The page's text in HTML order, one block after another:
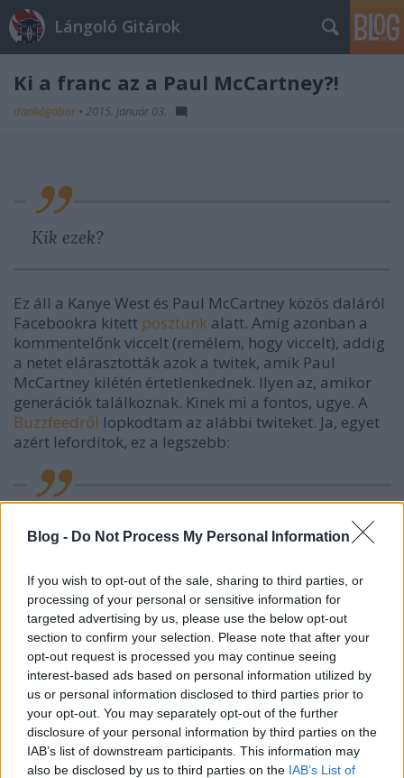
Blog - Do Not Process My Personal Information
If you wish to opt-out of the sale, sharing to third parties, or
processing of your personal or sensitive information for
targeted advertising by us, please use the below opt-out
section to confirm your selection. Please note that after your
opt-out request is processed you may continue seeing
interest-based ads based on personal information utilized by
us or personal information disclosed to third parties prior to
your opt-out. You may separately opt-out of the further
disclosure of your personal information by third parties on the
IAB’s list of downstream participants. This information may
also be disclosed by us to third parties on the IAB’s List of
Lángoló Gitárok
Ki a franc az a Paul McCartney?!
dankógábor • 2015. január 03.
Kik ezek?
Ez áll a Kanye West és Paul McCartney közös daláról
Facebookra kitett posztunk alatt. Amíg azonban a
kommentelőnk viccelt (remélem, hogy viccelt), addig
a netet elárasztották azok a twitek, amik Paul
McCartney kilétén értetlenkednek. Ilyen az, amikor
generációk találkoznak. Kinek mi a fontos, ugye. A
Buzzfeedről lopkodtam az alábbi twiteket. Ja, egyet
azért lefordítok, ez a legszebb:
Ki a franc az a Paul McCartney???!??! Ezért
szeretem Kanyét, mert rivaldafénybe emel
Na jó, még egyet:
Nem tudom ki ez a Paul McCartney, de
Kanye karriert adott neki ezzel az új dallal.